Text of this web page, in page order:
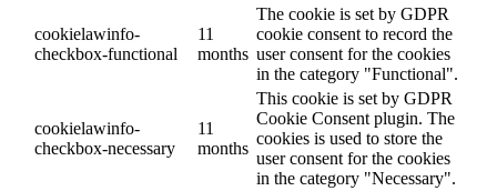
cookielawinfo-
checkbox-functional
11
months
The cookie is set by GDPR
cookie consent to record the
user consent for the cookies
in the category "Functional".
cookielawinfo-
checkbox-necessary
11
months
This cookie is set by GDPR
Cookie Consent plugin. The
cookies is used to store the
user consent for the cookies
in the category "Necessary".